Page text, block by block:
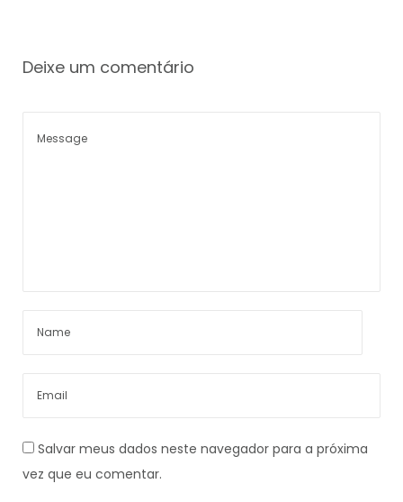
Deixe um comentário
Salvar meus dados neste navegador para a próxima
vez que eu comentar.